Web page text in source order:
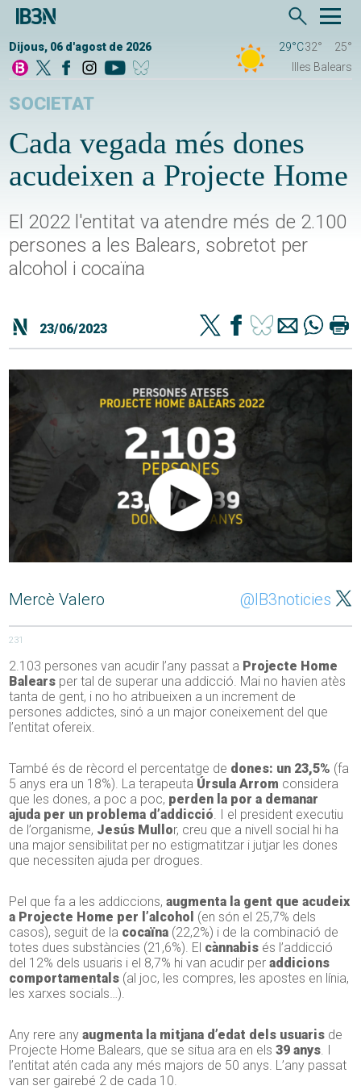
Dijous, 06 d'agost de 2026 29°C32°
25°
Illes Balears
SOCIETAT
Cada vegada més dones
acudeixen a Projecte Home
El 2022 l'entitat va atendre més de 2.100
persones a les Balears, sobretot per
alcohol i cocaïna
23/06/2023
Mercè Valero @IB3noticies
231
2.103 persones van acudir l’any passat a Projecte Home
Balears per tal de superar una addicció. Mai no havien atès
tanta de gent, i no ho atribueixen a un increment de
persones addictes, sinó a un major coneixement del que
l’entitat ofereix.
També és de rècord el percentatge de dones: un 23,5% (fa
5 anys era un 18%). La terapeuta Úrsula Arrom considera
que les dones, a poc a poc, perden la por a demanar
ajuda per un problema d’addicció. I el president executiu
de l’organisme, Jesús Mullor, creu que a nivell social hi ha
una major sensibilitat per no estigmatitzar i jutjar les dones
que necessiten ajuda per drogues.
Pel que fa a les addiccions,augmenta la gent que acudeix
a Projecte Home per l’alcohol (en són el 25,7% dels
casos), seguit de la cocaïna (22,2%) i de la combinació de
totes dues substàncies (21,6%). El cànnabis és l’addicció
del 12% dels usuaris i el 8,7% hi van acudir peraddicions
comportamentals (al joc, les compres, les apostes en línia,
les xarxes socials…).
Any rere any augmenta la mitjana d’edat dels usuaris de
Projecte Home Balears, que se situa ara en els39 anys. I
l’entitat atén cada any més majors de 50 anys. L’any passat
van ser gairebé 2 de cada 10.